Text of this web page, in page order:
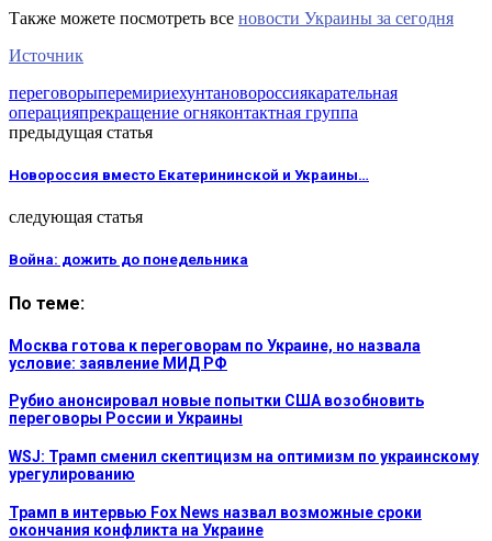
Также можете посмотреть все новости Украины за сегодня
Источник
переговорыперемириехунтановороссиякарательная
операцияпрекращение огняконтактная группа
предыдущая статья
Новороссия вместо Екатерининской и Украины…
следующая статья
Война: дожить до понедельника
По теме:
Москва готова к переговорам по Украине, но назвала
условие: заявление МИД РФ
Рубио анонсировал новые попытки США возобновить
переговоры России и Украины
WSJ: Трамп сменил скептицизм на оптимизм по украинскому
урегулированию
Трамп в интервью Fox News назвал возможные сроки
окончания конфликта на Украине